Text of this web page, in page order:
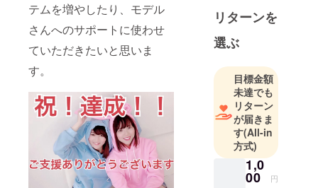
テムを増やしたり、モデル
さんへのサポートに使わせ
ていただきたいと思いま
す。
リターンを
選ぶ
目標金額
未達でも
リターン
が届きま
す(All-in
方式)
1,0
00 円